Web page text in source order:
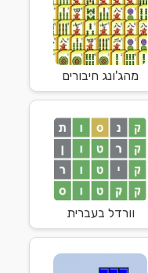
מהג'ונג חיבורים
וורדל בעברית